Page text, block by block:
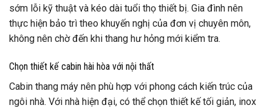
sớm lỗi kỹ thuật và kéo dài tuổi thọ thiết bị. Gia đình nên
thực hiện bảo trì theo khuyến nghị của đơn vị chuyên môn,
không nên chờ đến khi thang hư hỏng mới kiểm tra.
Chọn thiết kế cabin hài hòa với nội thất
Cabin thang máy nên phù hợp với phong cách kiến trúc của
ngôi nhà. Với nhà hiện đại, có thể chọn thiết kế tối giản, inox